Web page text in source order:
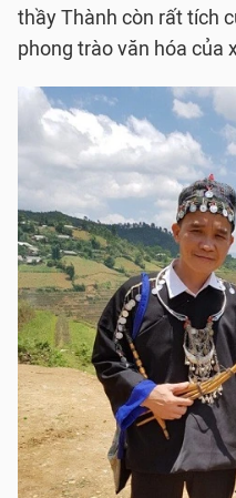
thầy Thành còn rất tích
phong trào văn hóa của